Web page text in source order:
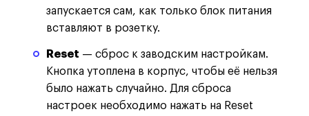
запускается сам, как только блок питания
вставляют в розетку.
Reset — сброс к заводским настройкам.
Кнопка утоплена в корпус, чтобы её нельзя
было нажать случайно. Для сброса
настроек необходимо нажать на Reset